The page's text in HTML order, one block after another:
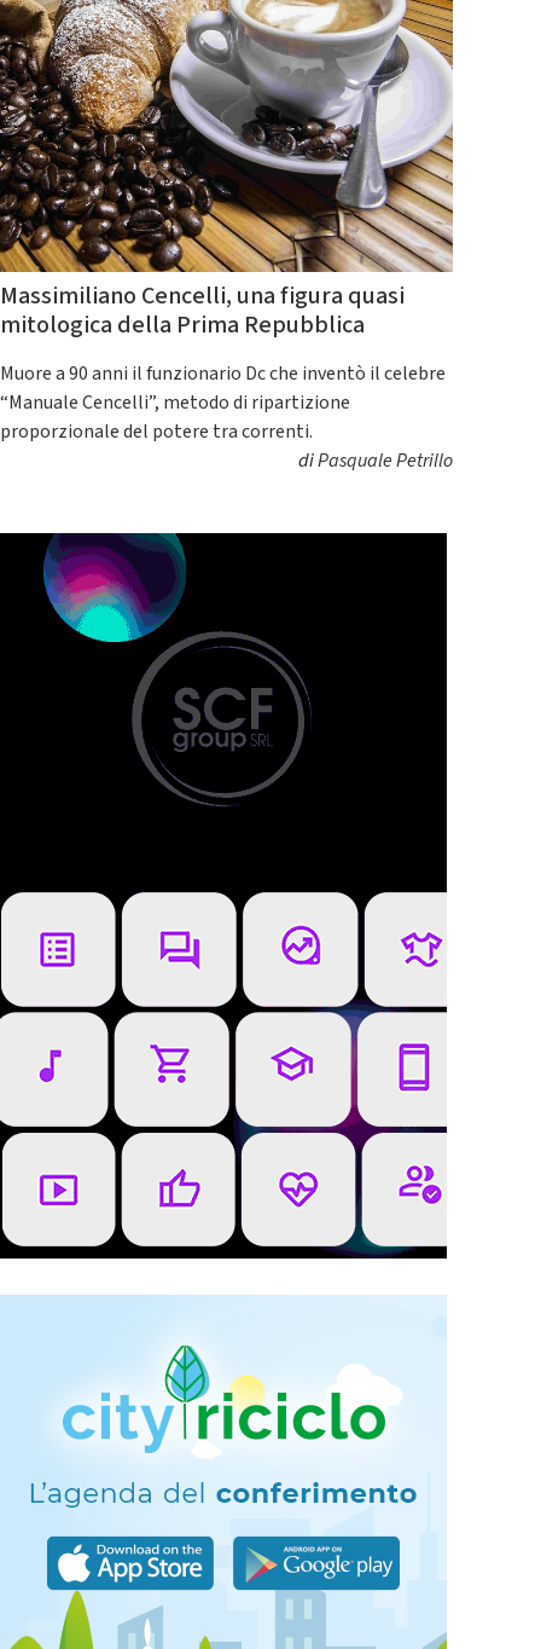
Massimiliano Cencelli, una figura quasi
mitologica della Prima Repubblica
Muore a 90 anni il funzionario Dc che inventò il celebre
“Manuale Cencelli”, metodo di ripartizione
proporzionale del potere tra correnti.
diPasquale Petrillo